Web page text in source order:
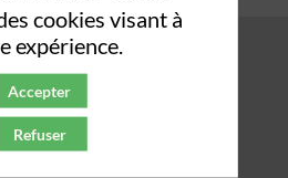
cookies visant à
expérience.
Accepter
Refuser